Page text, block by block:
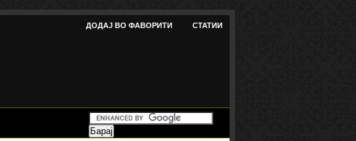
ДОДАЈ ВО ФАВОРИТИ СТАТИИ